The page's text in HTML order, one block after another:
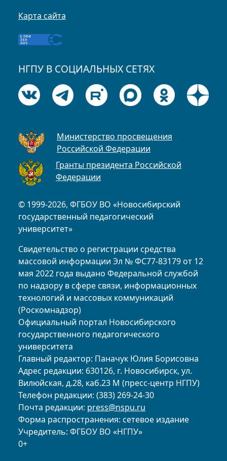
© 1999-2026, ФГБОУ ВО «Новосибирский
государственный педагогический
университет»
Свидетельство о регистрации средства
массовой информации Эл № ФС77-83179 от 12
мая 2022 года выдано Федеральной службой
по надзору в сфере связи, информационных
технологий и массовых коммуникаций
(Роскомнадзор)
Официальный портал Новосибирского
государственного педагогического
университета
Главный редактор: Паначук Юлия Борисовна
Адрес редакции: 630126, г. Новосибирск, ул.
Вилюйская, д.28, каб.23 М (пресс-центр НГПУ)
Телефон редакции: (383) 269-24-30
Почта редакции: press@nspu.ru
Форма распространения: сетевое издание
Учредитель: ФГБОУ ВО «НГПУ»
0+
Карта сайта
НГПУ В СОЦИАЛЬНЫХ СЕТЯХ
Министерство просвещения
Российской Федерации
Гранты президента Российской
Федерации